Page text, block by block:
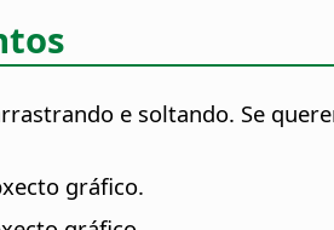
e soltando. Se
gráfico.